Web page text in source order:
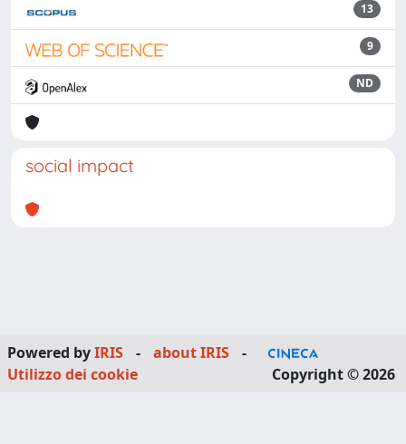
13
9
ND
social impact
Powered byIRIS - about IRIS
-
Utilizzo dei cookie
Copyright © 2026